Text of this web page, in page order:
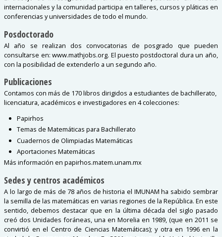
internacionales y la comunidad participa en talleres, cursos y pláticas en
conferencias y universidades de todo el mundo.
Posdoctorado
Al año se realizan dos convocatorias de posgrado que pueden
consultarse en: www.mathjobs.org. El puesto postdoctoral dura un año,
con la posibilidad de extenderlo a un segundo año.
Publicaciones
Contamos con más de 170 libros dirigidos a estudiantes de bachillerato,
licenciatura, académicos e investigadores en 4 colecciones:
Papirhos
Temas de Matemáticas para Bachillerato
Cuadernos de Olimpiadas Matemáticas
Aportaciones Matemáticas
Más información en papirhos.matem.unam.mx
Sedes y centros académicos
A lo largo de más de 78 años de historia el IMUNAM ha sabido sembrar
la semilla de las matemáticas en varias regiones de la República. En este
sentido, debemos destacar que en la última década del siglo pasado
creó dos Unidades foráneas, una en Morelia en 1989, (que en 2011 se
convirtió en el Centro de Ciencias Matemáticas); y otra en 1996 en la